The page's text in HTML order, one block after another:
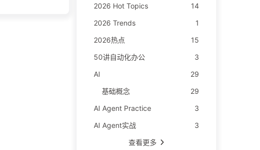
2026 Hot Topics
14
2026 Trends
1
2026热点
15
50讲自动化办公
3
AI
29
基础概念
29
AI Agent Practice
3
AI Agent实战
3
查看更多